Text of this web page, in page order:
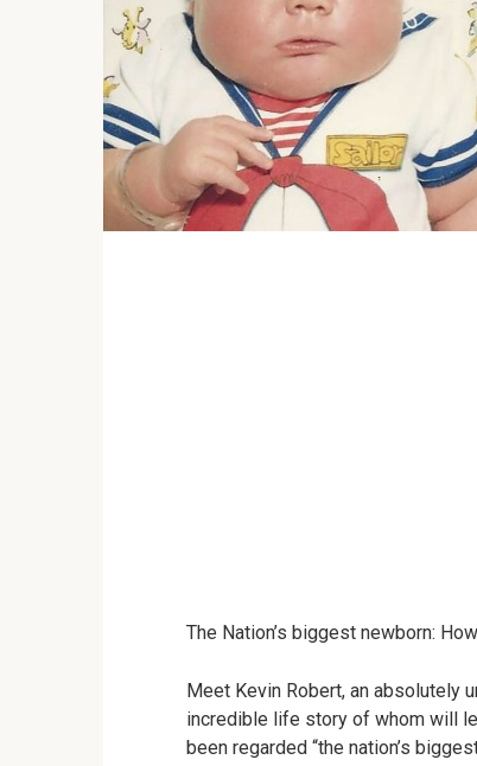
The Nation’s biggest newborn:
Meet Kevin Robert, an absolutely
incredible life story of whom will
been regarded “the nation’s